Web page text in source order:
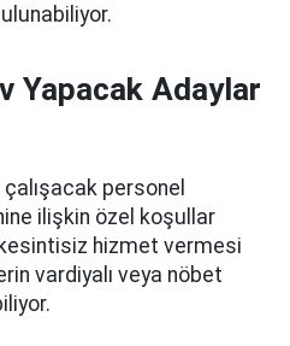
Yapacak Adaylar
personel
ilişkin özel koşullar
hizmet vermesi
vardiyalı veya nöbet